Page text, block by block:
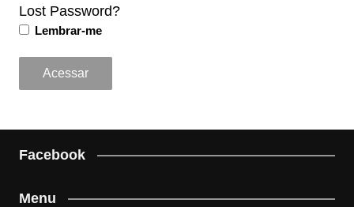
Lost Password?
Lembrar-me
Facebook
Menu